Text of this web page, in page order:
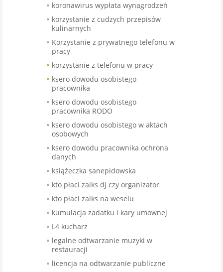
koronawirus wypłata wynagrodzeń
korzystanie z cudzych przepisów
kulinarnych
Korzystanie z prywatnego telefonu w
pracy
korzystanie z telefonu w pracy
ksero dowodu osobistego
pracownika
ksero dowodu osobistego
pracownika RODO
ksero dowodu osobistego w aktach
osobowych
ksero dowodu pracownika ochrona
danych
książeczka sanepidowska
kto płaci zaiks dj czy organizator
kto płaci zaiks na weselu
kumulacja zadatku i kary umownej
L4 kucharz
legalne odtwarzanie muzyki w
restauracji
licencja na odtwarzanie publiczne